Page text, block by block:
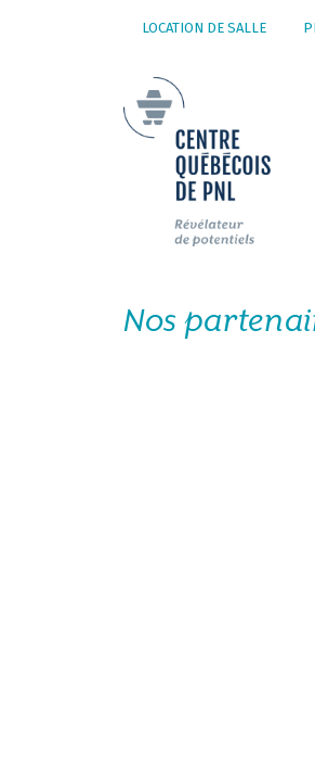
LOCATION DE SALLE
Nos